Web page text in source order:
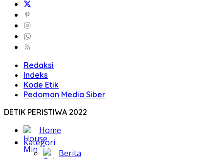
Redaksi
Indeks
Kode Etik
Pedoman Media Siber
DETIK PERISTIWA 2022
Home
Kategori
Berita